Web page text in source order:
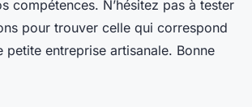
compétences. N’hésitez pas à tester
pour trouver celle qui correspond
petite entreprise artisanale. Bonne